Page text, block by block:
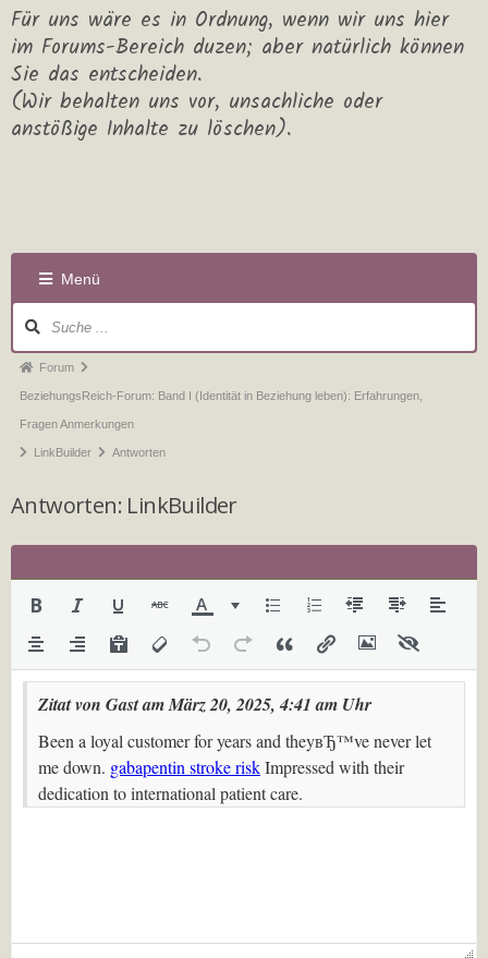
Für uns wäre es in Ordnung, wenn wir uns hier
im Forums-Bereich duzen; aber natürlich können
Sie das entscheiden.
(Wir behalten uns vor, unsachliche oder
anstößige Inhalte zu löschen).
Menü
Forum
BeziehungsReich-Forum: Band I (Identität in Beziehung leben): Erfahrungen,
Fragen Anmerkungen
LinkBuilder Antworten
Antworten: LinkBuilder